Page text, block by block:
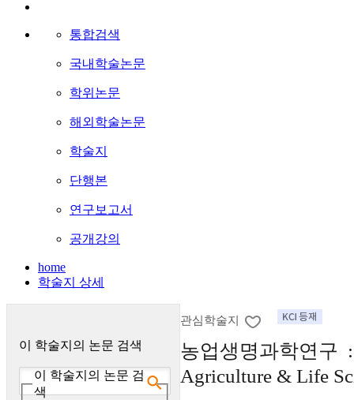
통합검색
국내학술논문
학위논문
해외학술논문
학술지
단행본
연구보고서
공개강의
home
학술지 상세
이 학술지의 논문 검색
이 학술지의 논문 검
색
관심학술지
농업생명과학연구
Agriculture & Life